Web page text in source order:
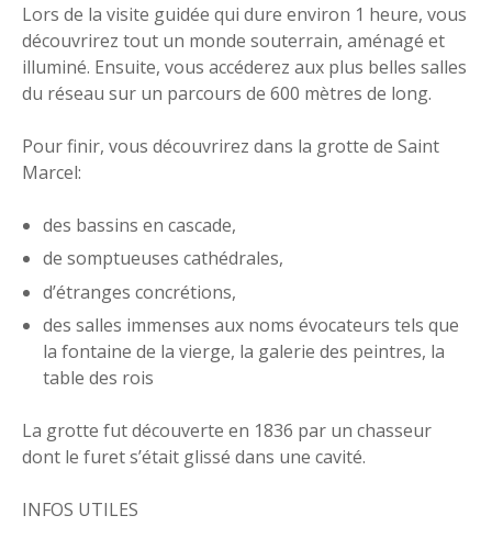
Lors de la visite guidée qui dure environ 1 heure, vous
découvrirez tout un monde souterrain, aménagé et
illuminé. Ensuite, vous accéderez aux plus belles salles
du réseau sur un parcours de 600 mètres de long.
Pour finir, vous découvrirez dans la grotte de Saint
Marcel:
des bassins en cascade,
de somptueuses cathédrales,
d’étranges concrétions,
des salles immenses aux noms évocateurs tels que
la fontaine de la vierge, la galerie des peintres, la
table des rois
La grotte fut découverte en 1836 par un chasseur
dont le furet s’était glissé dans une cavité.
INFOS UTILES